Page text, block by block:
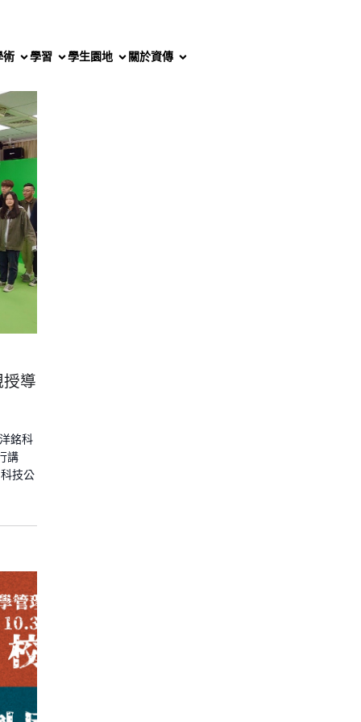
術 學習 學生園地 關於資傳
導
銘科
講
技公